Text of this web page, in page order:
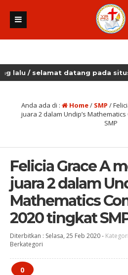
selamat datang pada situs
Anda ada di : Home/ SMP /
juara 2 dalam Undip’s
SMP
Felicia Grace A
juara 2 dalam
Mathematics
2020 tingkat
Diterbitkan : Selasa, 25 Feb 2020-
Berkategori
0